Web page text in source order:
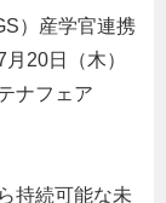
）産学官連携
月 20日（木）
ナフェア
持続可能な未